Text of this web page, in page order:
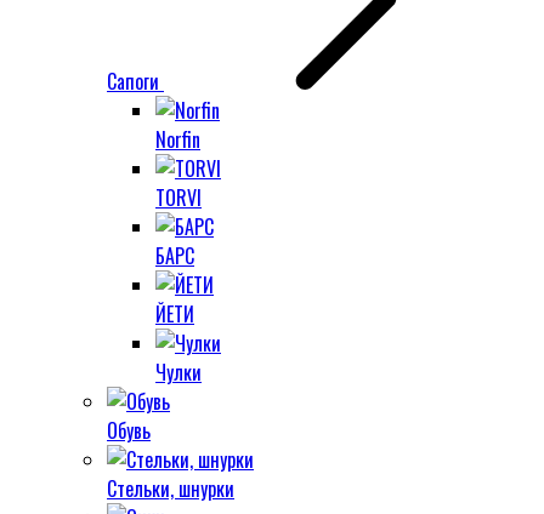
Сапоги
Norfin
TORVI
БАРС
ЙЕТИ
Чулки
Обувь
Стельки, шнурки